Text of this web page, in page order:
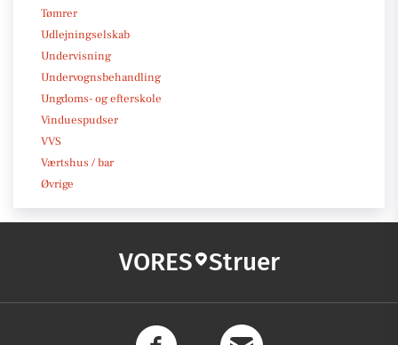
Tømrer
Udlejningselskab
Undervisning
Undervognsbehandling
Ungdoms- og efterskole
Vinduespudser
VVS
Værtshus / bar
Øvrige
VORES Struer